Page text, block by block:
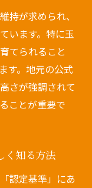
持が求められ、
います。特に玉
てられること
す。地元の公式
さが強調されて
ことが重要で
く知る方法
認定基準」にあ